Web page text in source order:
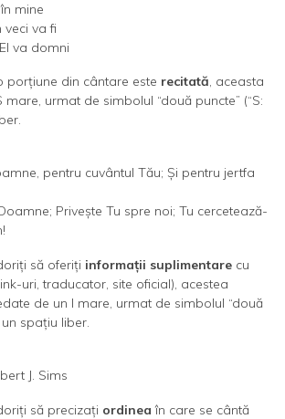
mine
veci va fi
va domni
porţiune din cântare este recitată, aceasta
mare, urmat de simbolul “două puncte” (“S:
pentru cuvântul Tău; Şi pentru jertfa
Priveşte Tu spre noi; Tu cercetează-
să oferiţi informaţii suplimentare cu
uri, traducator, site oficial), acestea
de un I mare, urmat de simbolul “două
un spaţiu liber.
J. Sims
să precizați ordineaîn care se cântă